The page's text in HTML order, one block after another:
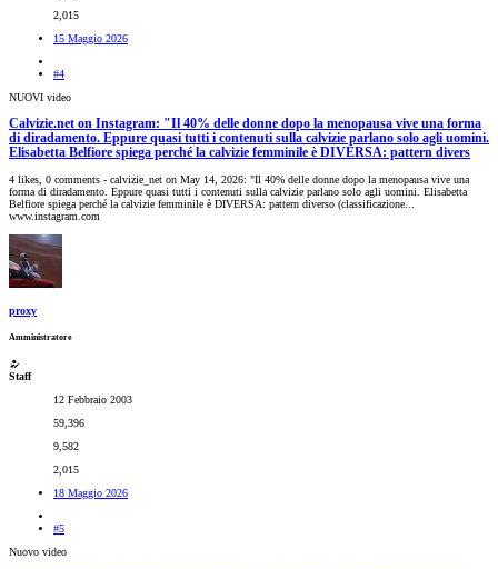
2,015
15 Maggio 2026
#4
NUOVI video
Calvizie.net on Instagram: "Il 40% delle donne dopo la menopausa vive una forma
di diradamento. Eppure quasi tutti i contenuti sulla calvizie parlano solo agli uomini.
Elisabetta Belfiore spiega perché la calvizie femminile è DIVERSA: pattern divers
4 likes, 0 comments - calvizie_net on May 14, 2026: "Il 40% delle donne dopo la menopausa vive una
forma di diradamento. Eppure quasi tutti i contenuti sulla calvizie parlano solo agli uomini. Elisabetta
Belfiore spiega perché la calvizie femminile è DIVERSA: pattern diverso (classificazione...
www.instagram.com
proxy
Amministratore
Staff
12 Febbraio 2003
59,396
9,582
2,015
18 Maggio 2026
#5
Nuovo video